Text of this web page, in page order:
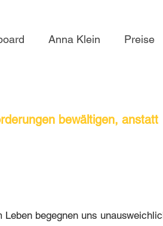
Anna Klein Preise
bewältigen, anstatt
Leben begegnen uns